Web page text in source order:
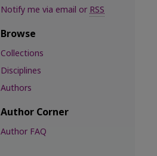
Notify me via email or RSS
Browse
Collections
Disciplines
Authors
Author Corner
Author FAQ